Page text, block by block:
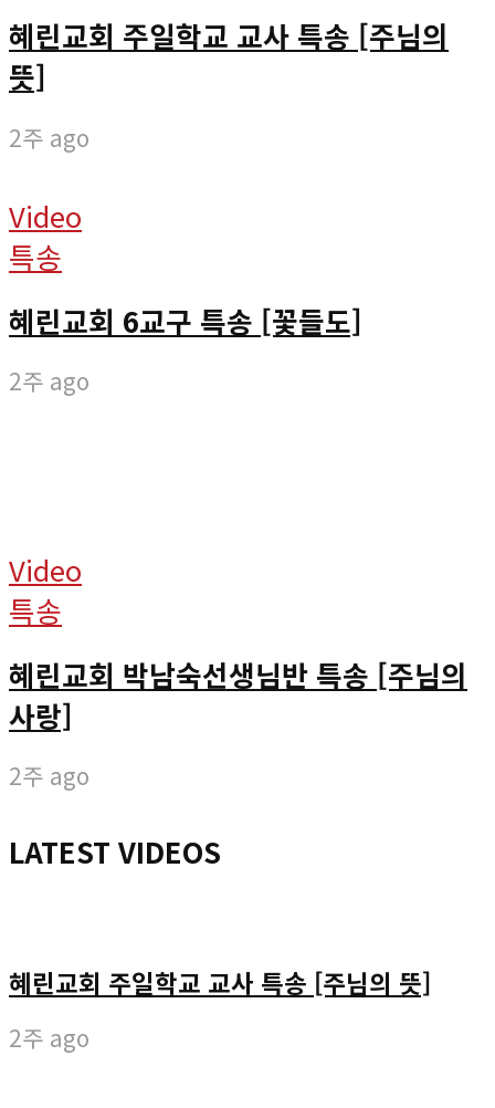
혜린교회 주일학교 교사 특송 [주님의
뜻]
2주 ago
Video
특송
혜린교회 6교구 특송 [꽃들도]
2주 ago
Video
특송
혜린교회 박남숙선생님반 특송 [주님의
사랑]
2주 ago
LATEST VIDEOS
혜린교회 주일학교 교사 특송 [주님의 뜻]
2주 ago